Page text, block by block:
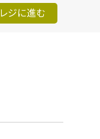
レジに進む